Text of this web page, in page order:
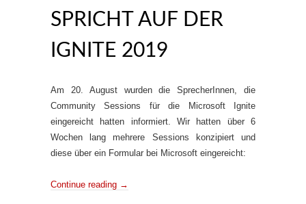
SPRICHT AUF DER
IGNITE 2019
Am 20. August wurden die SprecherInnen, die
Community Sessions für die Microsoft Ignite
eingereicht hatten informiert. Wir hatten über 6
Wochen lang mehrere Sessions konzipiert und
diese über ein Formular bei Microsoft eingereicht:
Continue reading →